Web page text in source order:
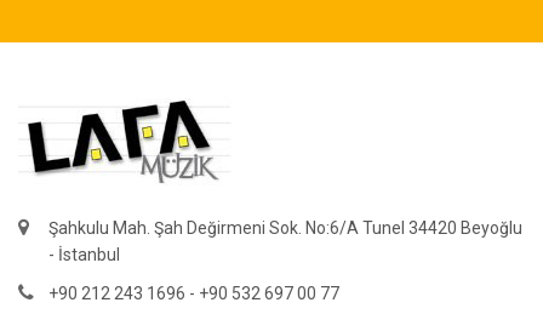
Şahkulu Mah. Şah Değirmeni Sok. No:6/A Tunel 34420 Beyoğlu
- İstanbul
+90 212 243 1696 - +90 532 697 00 77